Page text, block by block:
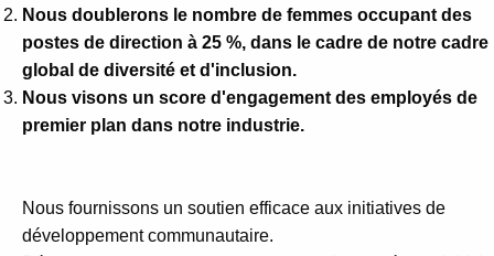
Nous doublerons le nombre de femmes occupant des
postes de direction à 25 %, dans le cadre de notre cadre
global de diversité et d'inclusion.
Nous visons un score d'engagement des employés de
premier plan dans notre industrie.
Nous fournissons un soutien efficace aux initiatives de
développement communautaire.